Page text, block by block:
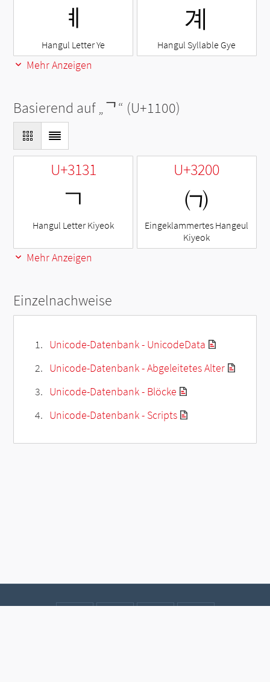
ㅖ
Hangul Letter Ye
계
Hangul Syllable Gye
Mehr Anzeigen
Basierend auf „ᄀ“ (U+1100)
U+3131
ㄱ
Hangul Letter Kiyeok
U+3200
㈀
Eingeklammertes Hangeul
Kiyeok
Mehr Anzeigen
Einzelnachweise
Unicode-Datenbank - UnicodeData
Unicode-Datenbank - Abgeleitetes Alter
Unicode-Datenbank - Blöcke
Unicode-Datenbank - Scripts